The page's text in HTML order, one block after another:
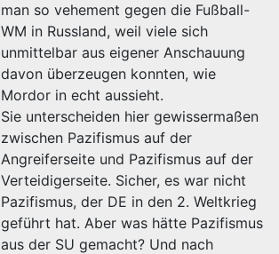
man so vehement gegen die Fußball-
WM in Russland, weil viele sich
unmittelbar aus eigener Anschauung
davon überzeugen konnten, wie
Mordor in echt aussieht.
Sie unterscheiden hier gewissermaßen
zwischen Pazifismus auf der
Angreiferseite und Pazifismus auf der
Verteidigerseite. Sicher, es war nicht
Pazifismus, der DE in den 2. Weltkrieg
geführt hat. Aber was hätte Pazifismus
aus der SU gemacht? Und nach